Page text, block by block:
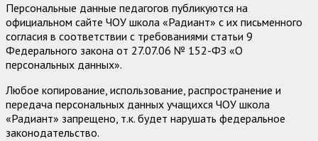
Персональные данные педагогов публикуются на
официальном сайте ЧОУ школа «Радиант» с их письменного
согласия в соответствии с требованиями статьи 9
Федерального закона от 27.07.06 № 152-ФЗ «О
персональных данных».
Любое копирование, использование, распространение и
передача персональных данных учащихся ЧОУ школа
«Радиант» запрещено, т.к. будет нарушать федеральное
законодательство.